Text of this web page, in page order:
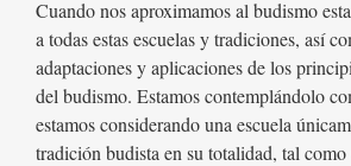
Cuando nos aproximamos al budismo
a todas estas escuelas y tradiciones, así
adaptaciones y aplicaciones de los
del budismo. Estamos contemplándolo
estamos considerando una escuela
tradición budista en su totalidad, tal como